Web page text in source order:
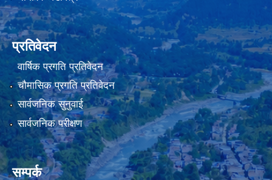
प्रतिवेदन
वार्षिक प्रगति प्रतिवेदन
चौमासिक प्रगति प्रतिवेदन
सार्वजनिक सुनुवाई
सार्वजनिक परीक्षण
सम्पर्क